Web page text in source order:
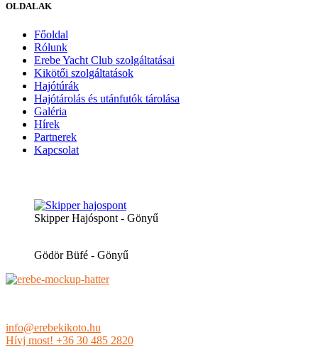
OLDALAK
Főoldal
Rólunk
Erebe Yacht Club szolgáltatásai
Kikötői szolgáltatások
Hajótúrák
Hajótárolás és utánfutók tárolása
Galéria
Hírek
Partnerek
Kapcsolat
Skipper Hajóspont - Gönyű
Gödör Büfé - Gönyű
info@erebekikoto.hu
Hívj most! +36 30 485 2820